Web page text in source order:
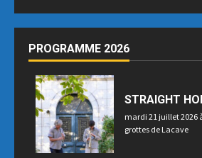
PROGRAMME 2026
STRAIGHT
mardi 21 juillet 2026
grottes de Lacave